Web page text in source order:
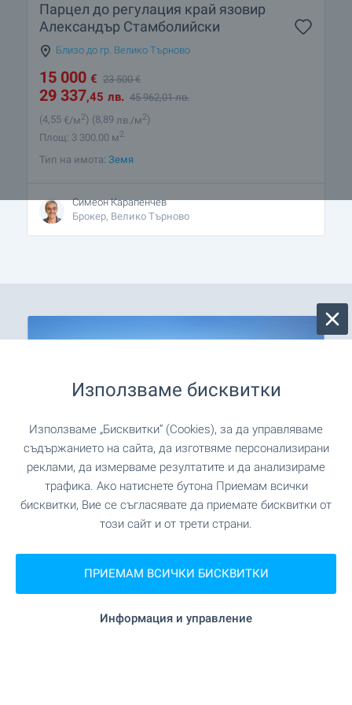
Парцел до регулация край язовир
Александър Стамболийски
Близо до гр. Велико Търново
15 000 € 23 500€
29 337,45 лв. 45 962,01 лв.
(4,55 €/м2) (8,89 лв./м2)
Площ: 3 300.00 м2
Тип на имота: Земя
Симеон Карапенчев
Брокер, Велико Търново
SKY TOWERS by AMur -
луксозни сгради с инфинити
басейни на покривите
превърне в новата визитна картичка на
Използваме бисквитки
Използваме „Бисквитки“ (Cookies), за да управляваме
съдържанието на сайта, да изготвяме персонализирани
реклами, да измерваме резултатите и да анализираме
трафика. Ако натиснете бутона Приемам всички
бисквитки, Вие се съгласявате да приемате бисквитки от
този сайт и от трети страни.
ПРИЕМАМ ВСИЧКИ БИСКВИТКИ
Информация и управление